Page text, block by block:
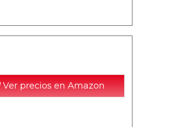
Ver precios en Amazon